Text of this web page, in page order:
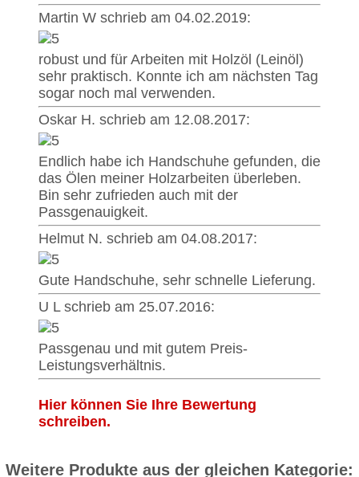
Martin W schrieb am 04.02.2019:
robust und für Arbeiten mit Holzöl (Leinöl)
sehr praktisch. Konnte ich am nächsten Tag
sogar noch mal verwenden.
Oskar H. schrieb am 12.08.2017:
Endlich habe ich Handschuhe gefunden, die
das Ölen meiner Holzarbeiten überleben.
Bin sehr zufrieden auch mit der
Passgenauigkeit.
Helmut N. schrieb am 04.08.2017:
Gute Handschuhe, sehr schnelle Lieferung.
U L schrieb am 25.07.2016:
Passgenau und mit gutem Preis-
Leistungsverhältnis.
Hier können Sie Ihre Bewertung
schreiben.
Weitere Produkte aus der gleichen Kategorie: